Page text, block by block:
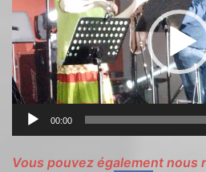
00:00
Vous pouvez également nous